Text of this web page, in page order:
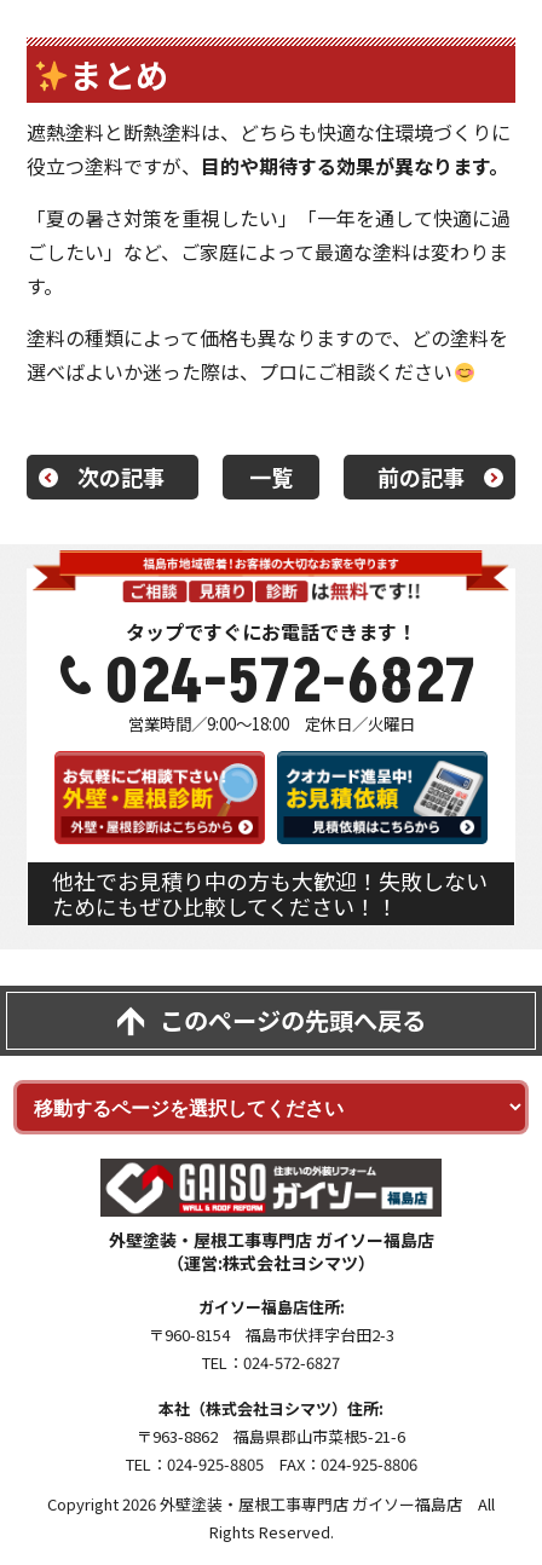
まとめ
遮熱塗料と断熱塗料は、どちらも快適な住環境づくりに
役立つ塗料ですが、 目的や期待する効果が異なります。
「夏の暑さ対策を重視したい」「一年を通して快適に過
ごしたい」など、ご家庭によって最適な塗料は変わりま
す。
塗料の種類によって価格も異なりますので、どの塗料を
選べばよいか迷った際は、プロにご相談ください
次の記事 一覧 前の記事
タップですぐにお電話できます！
024-572-6827
営業時間／9:00～18:00 定休日／火曜日
他社でお見積り中の方も大歓迎！失敗しない
ためにもぜひ比較してください！！
このページの先頭へ戻る
外壁塗装・屋根工事専門店 ガイソー福島店
（運営:株式会社ヨシマツ）
ガイソー福島店住所:
〒960-8154 福島市伏拝字台田2-3
TEL：024-572-6827
本社（株式会社ヨシマツ）住所:
〒963-8862 福島県郡山市菜根5-21-6
TEL：024-925-8805 FAX：024-925-8806
Copyright 2026 外壁塗装・屋根工事専門店 ガイソー福島店 All
Rights Reserved.